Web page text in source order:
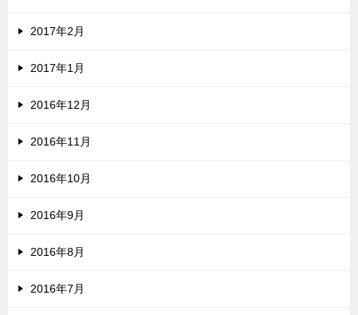
2017年2月
2017年1月
2016年12月
2016年11月
2016年10月
2016年9月
2016年8月
2016年7月